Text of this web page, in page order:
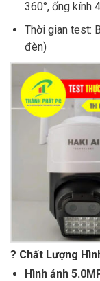
360°, ống kính
Thời gian test:
đèn)
? Chất Lượng
Hình ảnh